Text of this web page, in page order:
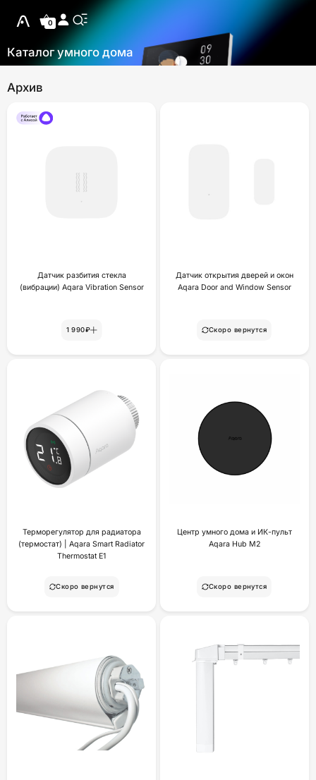
0
Каталог умного дома
Архив
Датчик разбития стекла
(вибрации) Aqara Vibration Sensor
1 990₽
Датчик открытия дверей и окон
Aqara Door and Window Sensor
Скоро вернутся
Терморегулятор для радиатора
(термостат) | Aqara Smart Radiator
Thermostat E1
Скоро вернутся
Центр умного дома и ИК-пульт
Aqara Hub M2
Скоро вернутся